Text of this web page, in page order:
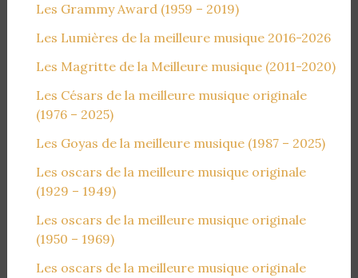
Les Grammy Award (1959 – 2019)
Les Lumières de la meilleure musique 2016-2026
Les Magritte de la Meilleure musique (2011-2020)
Les Césars de la meilleure musique originale
(1976 – 2025)
Les Goyas de la meilleure musique (1987 – 2025)
Les oscars de la meilleure musique originale
(1929 – 1949)
Les oscars de la meilleure musique originale
(1950 – 1969)
Les oscars de la meilleure musique originale